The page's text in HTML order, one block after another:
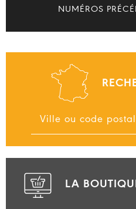
NUMÉROS
LA